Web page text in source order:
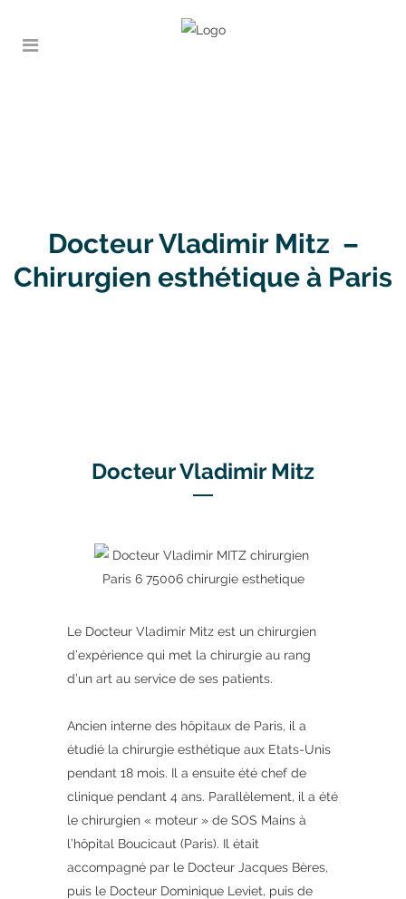
Docteur Vladimir Mitz –
Chirurgien esthétique à Paris
Docteur Vladimir Mitz
Le Docteur Vladimir Mitz est un chirurgien
d’expérience qui met la chirurgie au rang
d’un art au service de ses patients.
Ancien interne des hôpitaux de Paris, il a
étudié la chirurgie esthétique aux Etats-Unis
pendant 18 mois. Il a ensuite été chef de
clinique pendant 4 ans. Parallèlement, il a été
le chirurgien « moteur » de SOS Mains à
l’hôpital Boucicaut (Paris). Il était
accompagné par le Docteur Jacques Bères,
puis le Docteur Dominique Leviet, puis de